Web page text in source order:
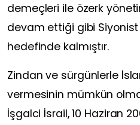
demeçleri ile özerk
devam ettiği gibi
hedefinde kalmıştır.
Zindan ve sürgünlerle
vermesinin mümkün
İşgalci İsrail, 10 Haziran